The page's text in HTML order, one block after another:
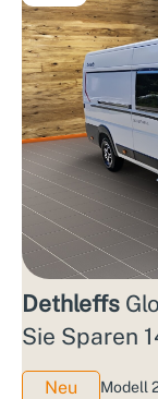
Dethleffs
Sie Sparen
Neu
Modell